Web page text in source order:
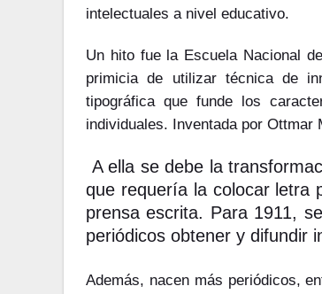
intelectuales a nivel educativo.
Un hito fue la Escuela Nacional
primicia de utilizar técnica de
tipográfica que funde los
individuales. Inventada por Ottmar
A ella se debe la
que requería la colocar letra
prensa escrita. Para 1911,
periódicos obtener y difundir
Además, nacen más periódicos,